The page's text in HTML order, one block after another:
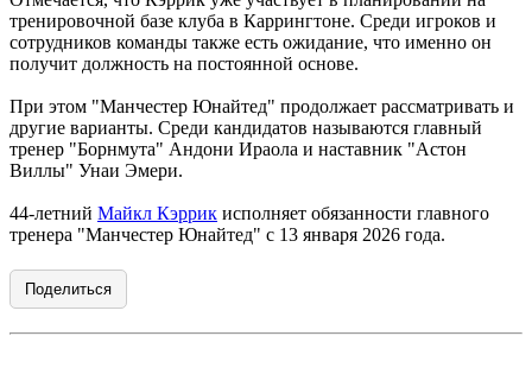
тренировочной базе клуба в Каррингтоне. Среди игроков и
сотрудников команды также есть ожидание, что именно он
получит должность на постоянной основе.
При этом "Манчестер Юнайтед" продолжает рассматривать и
другие варианты. Среди кандидатов называются главный
тренер "Борнмута" Андони Ираола и наставник "Астон
Виллы" Унаи Эмери.
44-летний Майкл Кэррик исполняет обязанности главного
тренера "Манчестер Юнайтед" с 13 января 2026 года.
Поделиться